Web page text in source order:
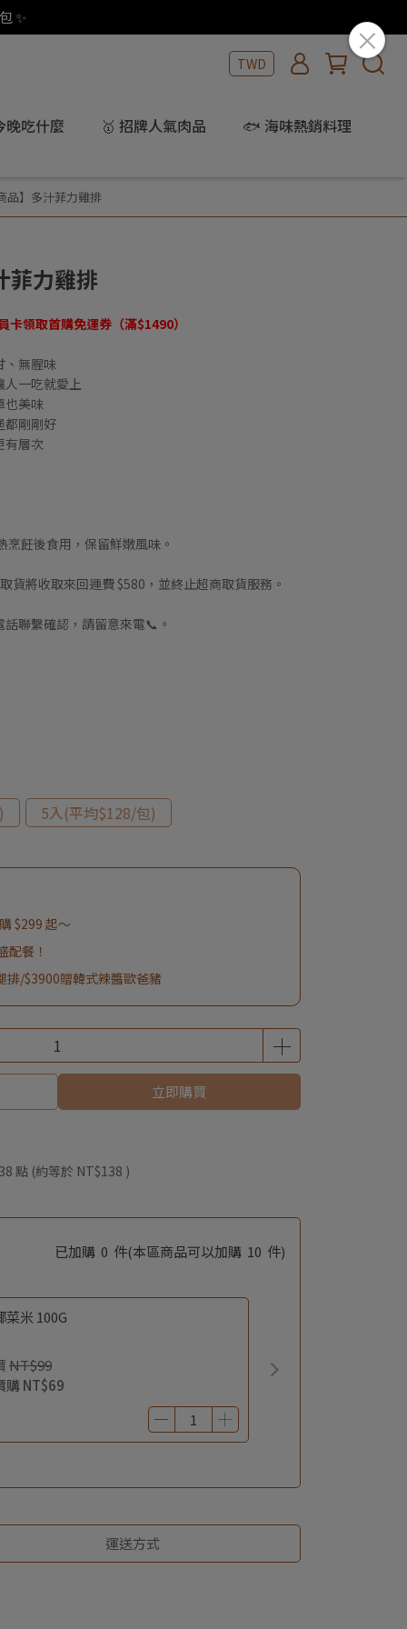
✨
TWD
晚吃什麼 🥇 招牌人氣肉品 🐟 海味熱銷料理
品】多汁菲力雞排
菲力雞排
卡領取首購免運券（滿$1490）
、無腥味
人一吃就愛上
也美味
都剛剛好
有層次
飪後食用，保留鮮嫩風味。
貨將收取來回運費 $580，並終止超商取貨服務。
聯繫確認，請留意來電📞。
5入(平均$128/包)
$299 起～
配餐！
排/$3900贈韓式辣醬歐爸豬
立即購買
點 (約等於 NT$138 )
已加購 0 件(本區商品可以加購 10 件)
菜米 100G
NT$99
購 NT$69
運送方式